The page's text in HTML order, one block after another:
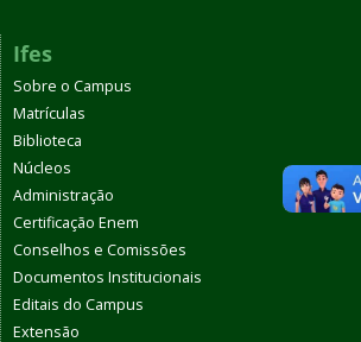
Ifes
Sobre o Campus
Matrículas
Biblioteca
Núcleos
Administração
Certificação Enem
Conselhos e Comissões
Documentos Institucionais
Editais do Campus
Extensão